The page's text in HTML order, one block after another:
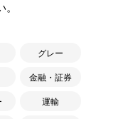
グレー
金融・証券
運輸